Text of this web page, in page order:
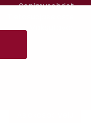
Sopimusehdot